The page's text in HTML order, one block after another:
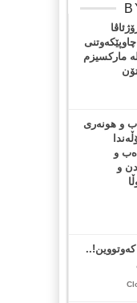
مارکسیزم
و هونەری
و
و